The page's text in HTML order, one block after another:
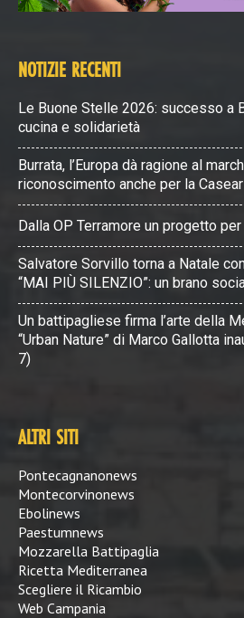
NOTIZIE RECENTI
Le Buone Stelle 2026: successo a
cucina e solidarietà
Burrata, l’Europa dà ragione al
riconoscimento anche per la
Dalla OP Terramore un progetto
Salvatore Sorvillo torna a Natale
“MAI PIÙ SILENZIO”: un brano
Un battipagliese firma l’arte della
“Urban Nature” di Marco Gallotta
7)
ALTRI SITI
Pontecagnanonews
Montecorvinonews
Ebolinews
Paestumnews
Mozzarella Battipaglia
Ricetta Mediterranea
Scegliere il Ricambio
Web Campania